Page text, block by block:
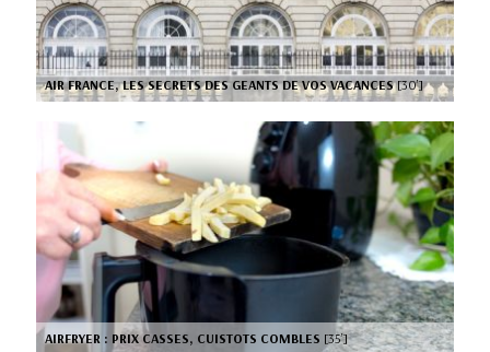
AIR FRANCE, LES SECRETS DES GEANTS DE VOS VACANCES[30’]
AIRFRYER : PRIX CASSES, CUISTOTS COMBLES [35’]